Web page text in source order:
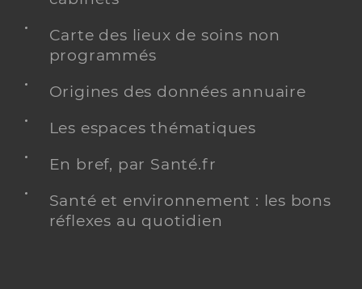
Carte des lieux de soins non
programmés
Origines des données annuaire
Les espaces thématiques
En bref, par Santé.fr
Santé et environnement : les bons
réflexes au quotidien